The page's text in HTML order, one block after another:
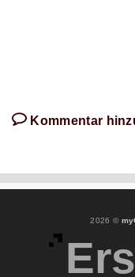
Kommentar
2026 ©